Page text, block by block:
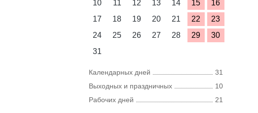
10
11 12 13 14 15
16
17
18 19 20 21 22
23
24
25 26 27 28 29
30
31
Календарных дней
31
Выходных и праздничных
10
Рабочих дней
21